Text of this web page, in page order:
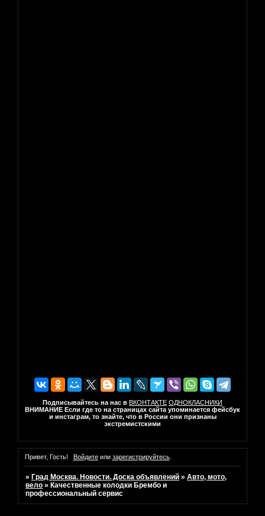
Подписывайтесь на нас в ВКОНТАКТЕ ОДНОКЛАСНИКИ
ВНИМАНИЕ Если где то на страницах сайта упоминается фейсбук
и инстаграм, то знайте, что в России они признаны
экстремистскими
Привет, Гость! Войдитеили зарегистрируйтесь.
» Град Москва. Новости. Доска объявлений »Авто, мото,
вело » Качественные колодки Брембо и
профессиональный сервис